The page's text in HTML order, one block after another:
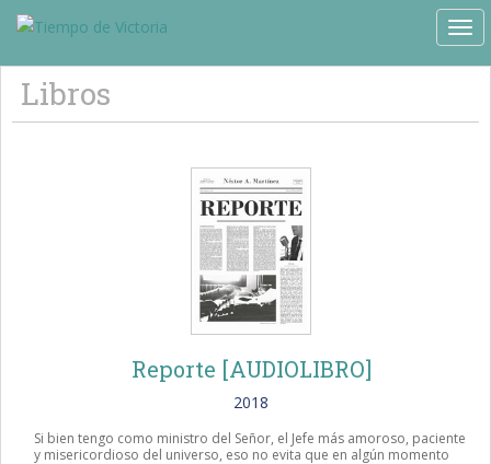
Libros
Reporte [AUDIOLIBRO]
2018
Si bien tengo como ministro del Señor, el Jefe más amoroso, paciente
y misericordioso del universo, eso no evita que en algún momento